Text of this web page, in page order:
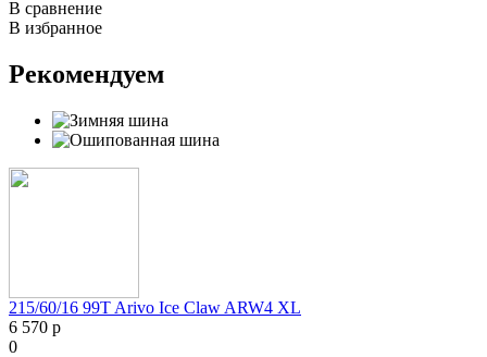
В сравнение
В избранное
Рекомендуем
215/60/16 99T Arivo Ice Claw ARW4 XL
6 570 р
0